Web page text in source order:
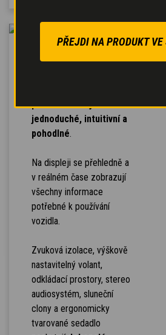
PŘEJDI NA PRODUKT
používání stroje
jednoduché, intuitivní a
pohodlné.
Na displeji se přehledně a
v reálném čase zobrazují
všechny informace
potřebné k používání
vozidla.
Zvuková izolace, výškově
nastavitelný volant,
odkládací prostory, stereo
audiosystém, sluneční
clony a ergonomicky
tvarované sedadlo